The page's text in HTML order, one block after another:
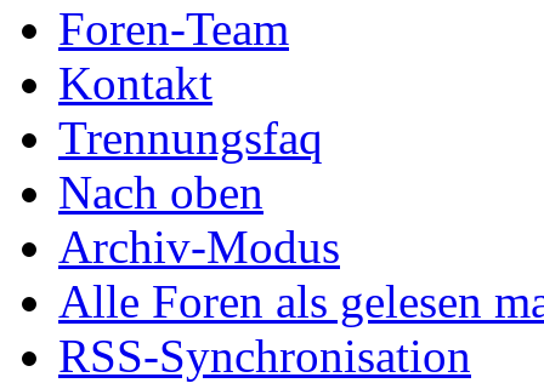
Foren-Team
Kontakt
Trennungsfaq
Nach oben
Archiv-Modus
Alle Foren als gelesen
RSS-Synchronisation